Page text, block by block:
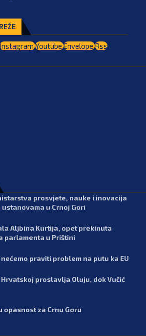
YoutubeEnvelopeRss
prosvjete, nauke i inovacija
u Crnoj Gori
Aljbina Kurtija, opet prekinuta
parlamenta u Prištini
praviti problem na putu ka EU
proslavlja Oluju, dok Vučić
za Crnu Goru